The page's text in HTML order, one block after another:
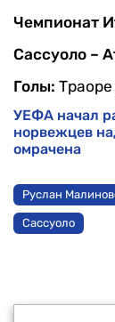
Чемпионат
Сассуоло –
Голы:
УЕФА начал
норвежцев
омрачена
Руслан
Сассуоло